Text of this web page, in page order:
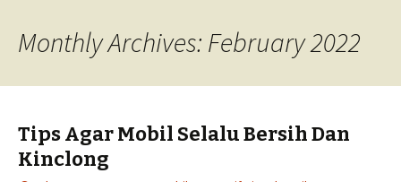
Monthly Archives: February 2022
Tips Agar Mobil Selalu Bersih Dan
Kinclong